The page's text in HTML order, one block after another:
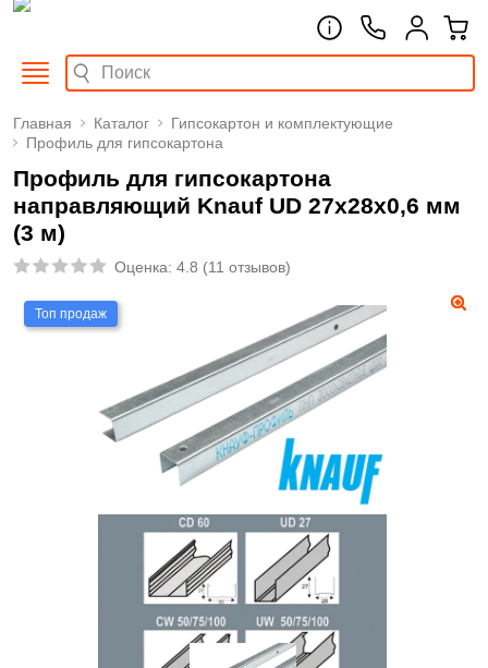
Главная Каталог
Гипсокартон и комплектующие
Профиль для гипсокартона
Профиль для гипсокартона
направляющий Knauf UD 27x28x0,6 мм
(3 м)
Оценка: 4.8 (11 отзывов)
Топ продаж